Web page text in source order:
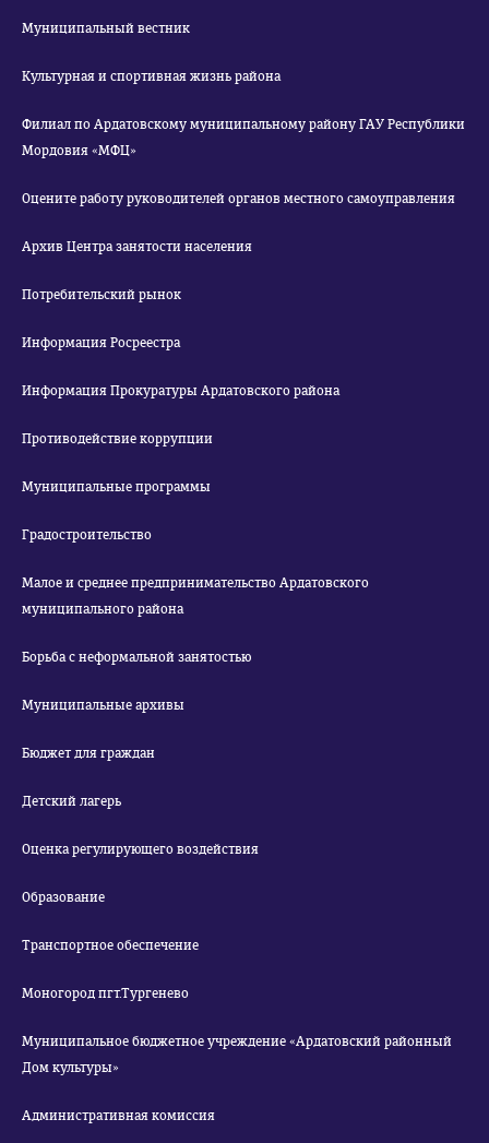
Муниципальный вестник
Культурная и спортивная жизнь района
Филиал по Ардатовскому муниципальному району ГАУ Республики
Мордовия «МФЦ»
Оцените работу руководителей органов местного самоуправления
Архив Центра занятости населения
Потребительский рынок
Информация Росреестра
Информация Прокуратуры Ардатовского района
Противодействие коррупции
Муниципальные программы
Градостроительство
Малое и среднее предпринимательство Ардатовского
муниципального района
Борьба с неформальной занятостью
Муниципальные архивы
Бюджет для граждан
Детский лагерь
Оценка регулирующего воздействия
Образование
Транспортное обеспечение
Моногород пгт.Тургенево
Муниципальное бюджетное учреждение «Ардатовский районный
Дом культуры»
Административная комиссия